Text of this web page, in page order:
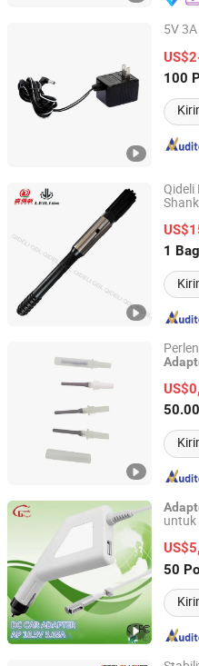
5V 3A
100
Guangzhou Hongzhouyi
Guangdong, China
Qideli
1
PUTIAN QIDELI
Fujian, China
Shandong Chengwu
Shandong, China
untuk
Digital
50
GRANDLY DRAGON TECH
Guangdong, China